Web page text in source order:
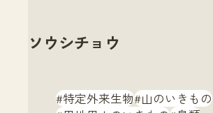
ソウシチョウ
特定外来生物 山のいきもの